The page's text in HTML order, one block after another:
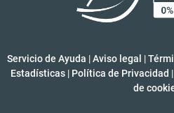
Servicio de Ayuda |Aviso legal |
Estadísticas | Política de Privacidad |
de